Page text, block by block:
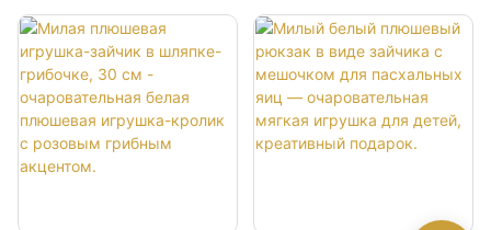
милому образу. Ищете ли вы
уютного друга для объятий
перед сном, милый элемент
декора для вашего дома или
прекрасный подарок для
Yortoob
предоставить недорогие
образцы. Наша компания
специализируется на
высококачественных
плюшевых игрушках,
оригинальном дизайне,
производстве и оптовой
Милая, Но Стильная Мягкая
Игрушка В Темном Стиле"
— уникальная игрушка,
мастерски сочетающая
мрачную, дерзкую эстетику с
неотразимой милостью.
Изготовленный из
ультрамягкой плюшевой ткани